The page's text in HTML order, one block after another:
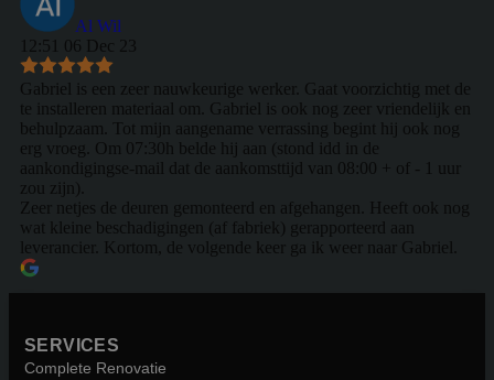
Al Wil
12:51 06 Dec 23
Gabriel is een zeer nauwkeurige werker. Gaat voorzichtig met de
te installeren materiaal om. Gabriel is ook nog zeer vriendelijk en
behulpzaam. Tot mijn aangename verrassing begint hij ook nog
erg vroeg. Om 07:30h belde hij aan (stond idd in de
aankondigingse-mail dat de aankomsttijd van 08:00 + of - 1 uur
zou zijn).
Zeer netjes de deuren gemonteerd en afgehangen. Heeft ook nog
wat kleine beschadigingen (af fabriek) gerapporteerd aan
leverancier. Kortom, de volgende keer ga ik weer naar Gabriel.
SERVICES
Complete Renovatie